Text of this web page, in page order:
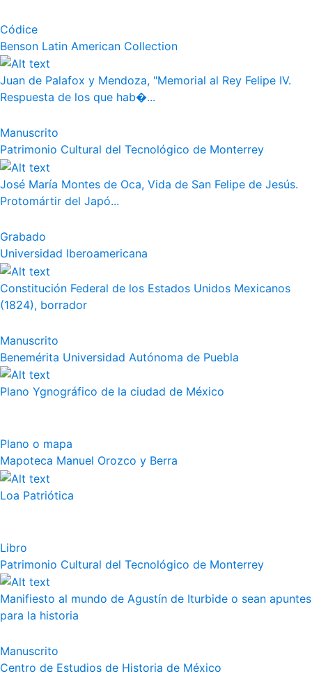
Códice
Benson Latin American Collection
Juan de Palafox y Mendoza, "Memorial al Rey Felipe IV.
Respuesta de los que hab�...
Manuscrito
Patrimonio Cultural del Tecnológico de Monterrey
José María Montes de Oca, Vida de San Felipe de Jesús.
Protomártir del Japó...
Grabado
Universidad Iberoamericana
Constitución Federal de los Estados Unidos Mexicanos
(1824), borrador
Manuscrito
Benemérita Universidad Autónoma de Puebla
Plano Ygnográfico de la ciudad de México
Plano o mapa
Mapoteca Manuel Orozco y Berra
Loa Patriótica
Libro
Patrimonio Cultural del Tecnológico de Monterrey
Manifiesto al mundo de Agustín de Iturbide o sean apuntes
para la historia
Manuscrito
Centro de Estudios de Historia de México